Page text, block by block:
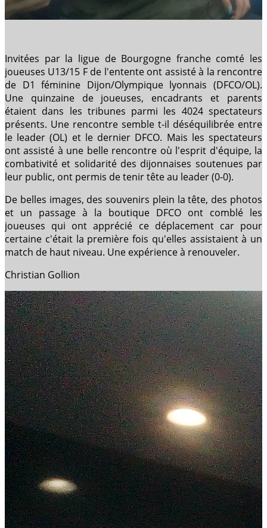
Invitées par la ligue de Bourgogne franche comté les
joueuses U13/15 F de l'entente ont assisté à la rencontre
de D1 féminine Dijon/Olympique lyonnais (DFCO/OL).
Une quinzaine de joueuses, encadrants et parents
étaient dans les tribunes parmi les 4024 spectateurs
présents. Une rencontre semble t-il déséquilibrée entre
le leader (OL) et le dernier DFCO. Mais les spectateurs
ont assisté à une belle rencontre où l'esprit d'équipe, la
combativité et solidarité des dijonnaises soutenues par
leur public, ont permis de tenir tête au leader (0-0).
De belles images, des souvenirs plein la tête, des photos
et un passage à la boutique DFCO ont comblé les
joueuses qui ont apprécié ce déplacement car pour
certaine c'était la première fois qu'elles assistaient à un
match de haut niveau. Une expérience à renouveler.
Christian Gollion